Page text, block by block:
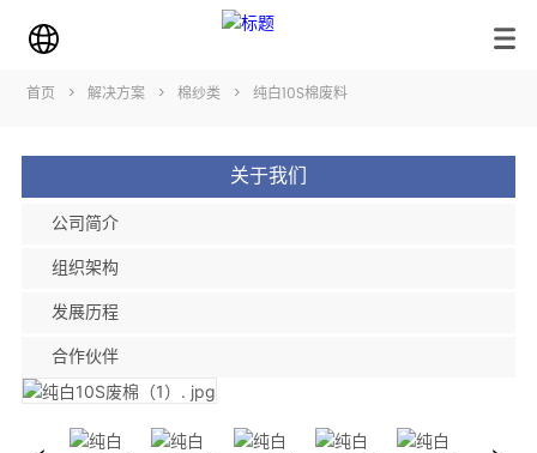
首页 > 解决方案 > 棉纱类 > 纯白10S棉废料
关于我们
公司简介
组织架构
发展历程
合作伙伴